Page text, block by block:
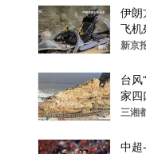
伊朗
飞机
15战
新京
台风
家四
中9
三湘
中超